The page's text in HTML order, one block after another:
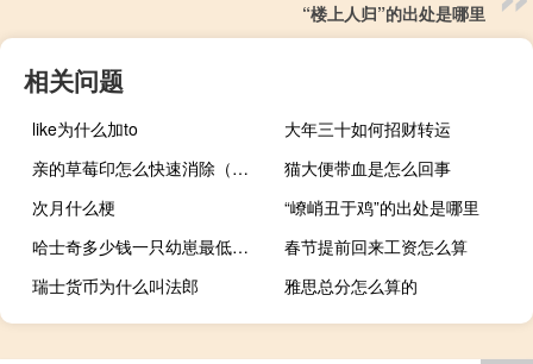
“楼上人归”的出处是哪里
相关问题
like为什么加to
大年三十如何招财转运
亲的草莓印怎么快速消除（草莓印怎么快速消除）
猫大便带血是怎么回事
次月什么梗
“嶛峭丑于鸡”的出处是哪里
哈士奇多少钱一只幼崽最低（哈士奇多少钱一只幼崽）
春节提前回来工资怎么算
瑞士货币为什么叫法郎
雅思总分怎么算的